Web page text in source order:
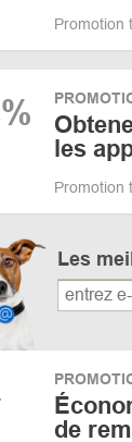
Promotion
%
les
Promotion
Les
de